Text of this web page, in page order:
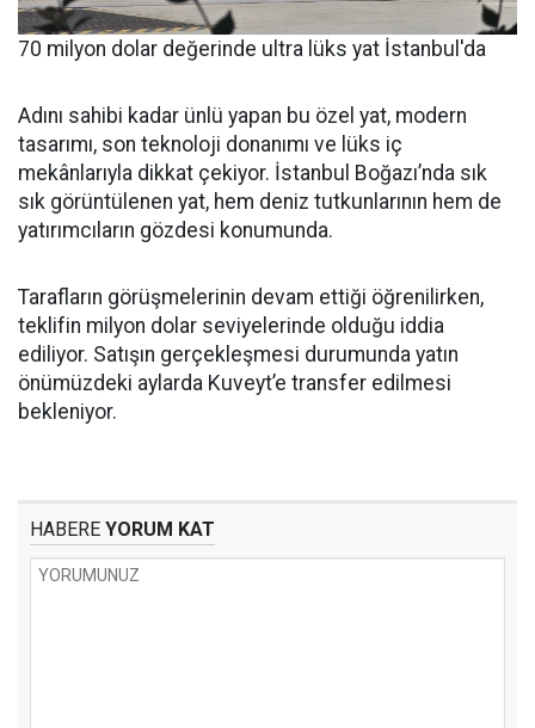
70 milyon dolar değerinde ultra lüks yat İstanbul'da
Adını sahibi kadar ünlü yapan bu özel yat, modern
tasarımı, son teknoloji donanımı ve lüks iç
mekânlarıyla dikkat çekiyor. İstanbul Boğazı’nda sık
sık görüntülenen yat, hem deniz tutkunlarının hem de
yatırımcıların gözdesi konumunda.
Tarafların görüşmelerinin devam ettiği öğrenilirken,
teklifin milyon dolar seviyelerinde olduğu iddia
ediliyor. Satışın gerçekleşmesi durumunda yatın
önümüzdeki aylarda Kuveyt’e transfer edilmesi
bekleniyor.
HABERE YORUM KAT